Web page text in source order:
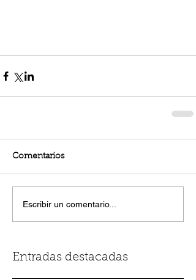
Comentarios
Escribir un comentario...
Entradas destacadas